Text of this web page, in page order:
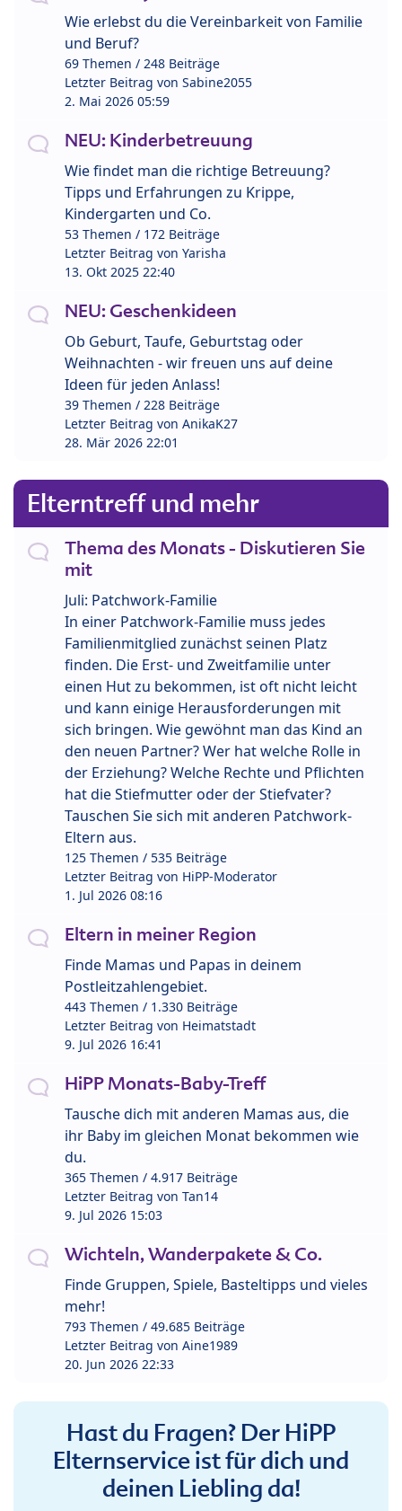
Wie erlebst du die Vereinbarkeit von Familie
und Beruf?
69 Themen / 248 Beiträge
Letzter Beitrag von Sabine2055
2. Mai 2026 05:59
NEU: Kinderbetreuung
Wie findet man die richtige Betreuung?
Tipps und Erfahrungen zu Krippe,
Kindergarten und Co.
53 Themen / 172 Beiträge
Letzter Beitrag von Yarisha
13. Okt 2025 22:40
NEU: Geschenkideen
Ob Geburt, Taufe, Geburtstag oder
Weihnachten - wir freuen uns auf deine
Ideen für jeden Anlass!
39 Themen / 228 Beiträge
Letzter Beitrag von AnikaK27
28. Mär 2026 22:01
Elterntreff und mehr
Thema des Monats - Diskutieren Sie
mit
Juli: Patchwork-Familie
In einer Patchwork-Familie muss jedes
Familienmitglied zunächst seinen Platz
finden. Die Erst- und Zweitfamilie unter
einen Hut zu bekommen, ist oft nicht leicht
und kann einige Herausforderungen mit
sich bringen. Wie gewöhnt man das Kind an
den neuen Partner? Wer hat welche Rolle in
der Erziehung? Welche Rechte und Pflichten
hat die Stiefmutter oder der Stiefvater?
Tauschen Sie sich mit anderen Patchwork-
Eltern aus.
125 Themen / 535 Beiträge
Letzter Beitrag von HiPP-Moderator
1. Jul 2026 08:16
Eltern in meiner Region
Finde Mamas und Papas in deinem
Postleitzahlengebiet.
443 Themen / 1.330 Beiträge
Letzter Beitrag von Heimatstadt
9. Jul 2026 16:41
HiPP Monats-Baby-Treff
Tausche dich mit anderen Mamas aus, die
ihr Baby im gleichen Monat bekommen wie
du.
365 Themen / 4.917 Beiträge
Letzter Beitrag von Tan14
9. Jul 2026 15:03
Wichteln, Wanderpakete & Co.
Finde Gruppen, Spiele, Basteltipps und vieles
mehr!
793 Themen / 49.685 Beiträge
Letzter Beitrag von Aine1989
20. Jun 2026 22:33
Hast du Fragen? Der HiPP
Elternservice ist für dich und
deinen Liebling da!